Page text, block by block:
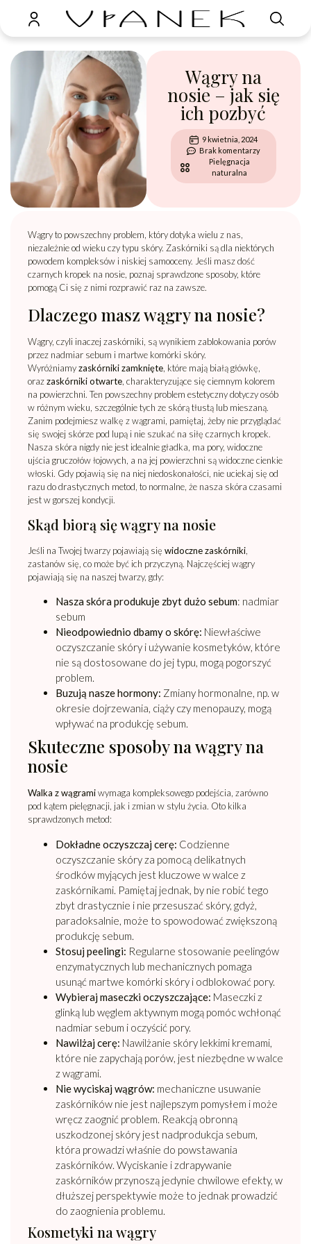
Wągry na
nosie – jak się
ich pozbyć
9 kwietnia, 2024
Brak komentarzy
Pielęgnacja
naturalna
Wągry to powszechny problem, który dotyka wielu z nas,
niezależnie od wieku czy typu skóry. Zaskórniki są dla niektórych
powodem kompleksów i niskiej samooceny. Jeśli masz dość
czarnych kropek na nosie, poznaj sprawdzone sposoby, które
pomogą Ci się z nimi rozprawić raz na zawsze.
Dlaczego masz wągry na nosie?
Wągry, czyli inaczej zaskórniki, są wynikiem zablokowania porów
przez nadmiar sebum i martwe komórki skóry.
Wyróżniamyzaskórniki zamknięte , które mają białą główkę,
orazzaskórniki otwarte , charakteryzujące się ciemnym kolorem
na powierzchni. Ten powszechny problem estetyczny dotyczy osób
w różnym wieku, szczególnie tych ze skórą tłustą lub mieszaną.
Zanim podejmiesz walkę z wągrami, pamiętaj, żeby nie przyglądać
się swojej skórze pod lupą i nie szukać na siłę czarnych kropek.
Nasza skóra nigdy nie jest idealnie gładka, ma pory, widoczne
ujścia gruczołów łojowych, a na jej powierzchni są widoczne cienkie
włoski. Gdy pojawią się na niej niedoskonałości, nie uciekaj się od
razu do drastycznych metod, to normalne, że nasza skóra czasami
jest w gorszej kondycji.
Skąd biorą się wągry na nosie
Jeśli na Twojej twarzy pojawiają się widoczne zaskórniki
zastanów się, co może być ich przyczyną. Najczęściej wągry
pojawiają się na naszej twarzy, gdy:
Nasza skóra produkuje zbyt dużo sebum: nadmiar
sebum
Nieodpowiednio dbamy o skórę: Niewłaściwe
oczyszczanie skóry i używanie kosmetyków, które
nie są dostosowane do jej typu, mogą pogorszyć
problem.
Buzują nasze hormony: Zmiany hormonalne, np. w
okresie dojrzewania, ciąży czy menopauzy, mogą
wpływać na produkcję sebum.
Skuteczne sposoby na wągry na
nosie
Walka z wągramiwymaga kompleksowego podejścia, zarówno
pod kątem pielęgnacji, jak i zmian w stylu życia. Oto kilka
sprawdzonych metod:
Dokładne oczyszczaj cerę: Codzienne
oczyszczanie skóry za pomocą delikatnych
środków myjących jest kluczowe w walce z
zaskórnikami. Pamiętaj jednak, by nie robić tego
zbyt drastycznie i nie przesuszać skóry, gdyż,
paradoksalnie, może to spowodować zwiększoną
produkcję sebum.
Stosuj peelingi: Regularne stosowanie peelingów
enzymatycznych lub mechanicznych pomaga
usunąć martwe komórki skóry i odblokować pory.
Wybieraj maseczki oczyszczające: Maseczki z
glinką lub węglem aktywnym mogą pomóc wchłonąć
nadmiar sebum i oczyścić pory.
Nawilżaj cerę: Nawilżanie skóry lekkimi kremami,
które nie zapychają porów, jest niezbędne w walce
z wągrami.
Nie wyciskaj wągrów: mechaniczne usuwanie
zaskórników nie jest najlepszym pomysłem i może
wręcz zaognić problem. Reakcją obronną
uszkodzonej skóry jest nadprodukcja sebum,
która prowadzi właśnie do powstawania
zaskórników. Wyciskanie i zdrapywanie
zaskórników przynoszą jedynie chwilowe efekty, w
dłuższej perspektywie może to jednak prowadzić
do zaognienia problemu.
Kosmetyki na wągry